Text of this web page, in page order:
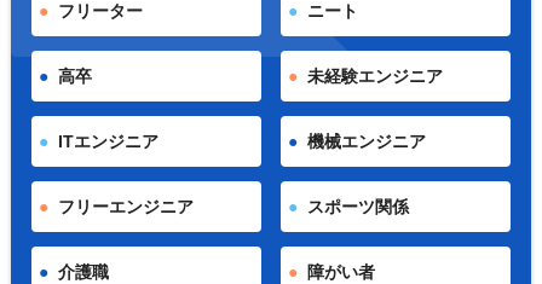
フリーター ニート
高卒 未経験エンジニア
ITエンジニア 機械エンジニア
フリーエンジニア スポーツ関係
介護職 障がい者